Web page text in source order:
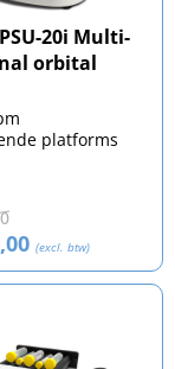
20i Multi-
orbital
platforms
(excl. btw)